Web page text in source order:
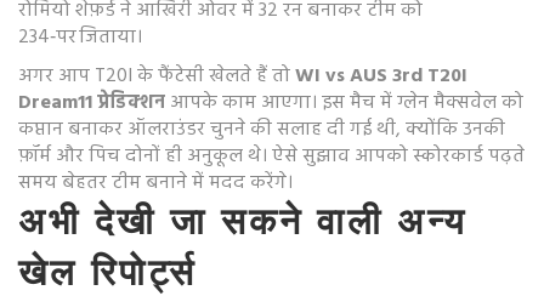
रोमियो शेफ़र्ड ने आखिरी ओवर में 32 रन बनाकर टीम को
234‑पर जिताया।
अगर आप T20I के फैंटेसी खेलते हैं तोWI vs AUS 3rd T20I
Dream11 प्रेडिक्शनआपके काम आएगा। इस मैच में ग्लेन मैक्सवेल को
कप्तान बनाकर ऑलराउंडर चुनने की सलाह दी गई थी, क्योंकि उनकी
फ़ॉर्म और पिच दोनों ही अनुकूल थे। ऐसे सुझाव आपको स्कोरकार्ड पढ़ते
समय बेहतर टीम बनाने में मदद करेंगे।
अभी देखी जा सकने वाली अन्य
खेल रिपोर्ट्स